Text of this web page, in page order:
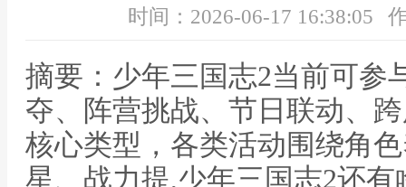
时间：2026-06-17 16:38:05
摘要：少年三国志2当前可参
夺、阵营挑战、节日联动、
核心类型，各类活动围绕角
星、战力提,少年三国志2还